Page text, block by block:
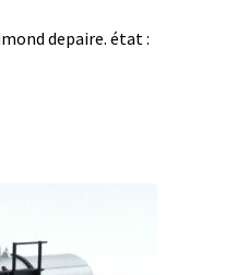
depaire. état :